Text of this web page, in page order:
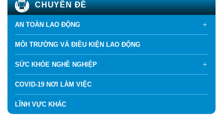
CHUYÊN ĐỀ
AN TOÀN LAO ĐỘNG
MÔI TRƯỜNG VÀ ĐIỀU KIỆN LAO ĐỘNG
SỨC KHỎE NGHỀ NGHIỆP
COVID-19 NƠI LÀM VIỆC
LĨNH VỰC KHÁC